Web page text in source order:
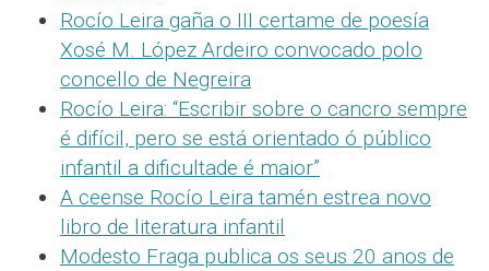
Rocío Leira gaña o III certame de poesía
Xosé M. López Ardeiro convocado polo
concello de Negreira
Rocío Leira: “Escribir sobre o cancro sempre
é difícil, pero se está orientado ó público
infantil a dificultade é maior”
A ceense Rocío Leira tamén estrea novo
libro de literatura infantil
Modesto Fraga publica os seus 20 anos de